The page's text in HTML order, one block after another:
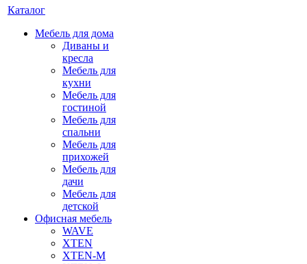
Каталог
Мебель для дома
Диваны и
кресла
Мебель для
кухни
Мебель для
гостиной
Мебель для
спальни
Мебель для
прихожей
Мебель для
дачи
Мебель для
детской
Офисная мебель
WAVE
XTEN
XTEN-M